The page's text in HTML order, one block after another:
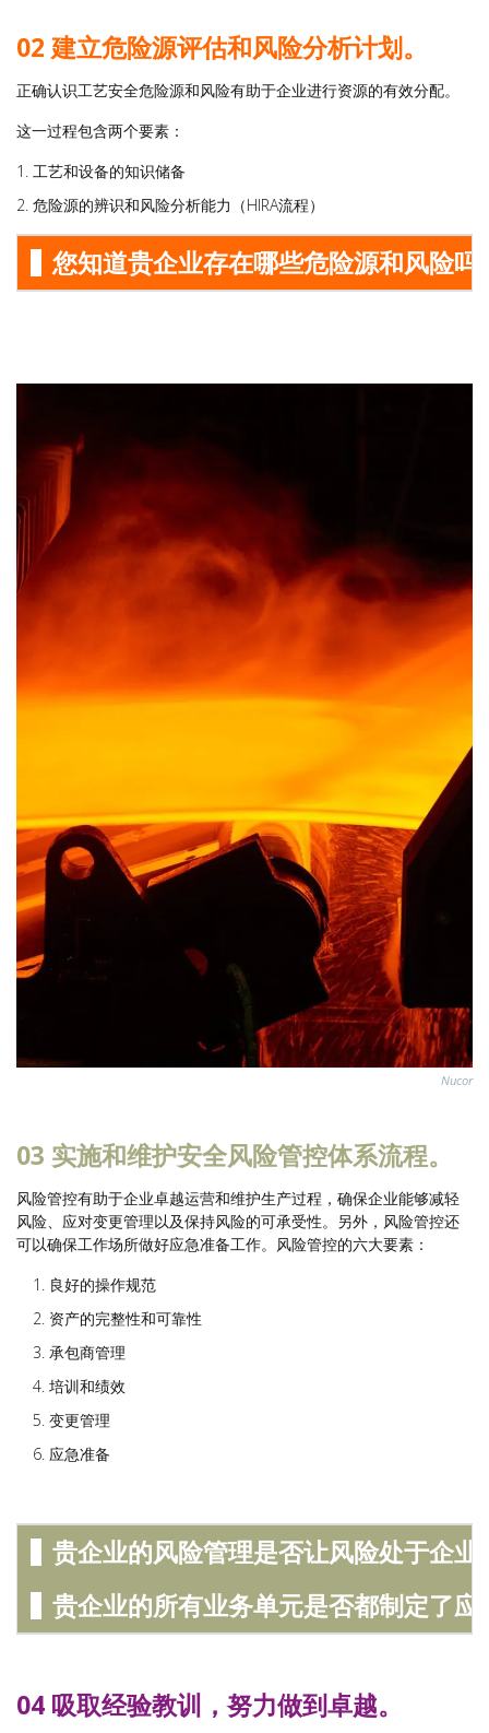
02 建立危险源评估和风险分析计划。
正确认识工艺安全危险源和风险有助于企业进行资源的有效分配。
这一过程包含两个要素：
工艺和设备的知识储备
危险源的辨识和风险分析能力（HIRA流程）
您知道贵企业存在哪些危险源和风险吗
Nucor
03 实施和维护安全风险管控体系流程。
风险管控有助于企业卓越运营和维护生产过程，确保企业能够减轻
风险、应对变更管理以及保持风险的可承受性。另外，风险管控还
可以确保工作场所做好应急准备工作。风险管控的六大要素：
良好的操作规范
资产的完整性和可靠性
承包商管理
培训和绩效
变更管理
应急准备
贵企业的风险管理是否让风险处于企业
贵企业的所有业务单元是否都制定了应
04 吸取经验教训，努力做到卓越。